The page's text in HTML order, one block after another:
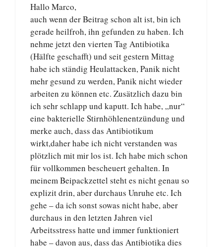
Hallo Marco,
auch wenn der Beitrag schon alt ist, bin ich
gerade heilfroh, ihn gefunden zu haben. Ich
nehme jetzt den vierten Tag Antibiotika
(Hälfte geschafft) und seit gestern Mittag
habe ich ständig Heulattacken, Panik nicht
mehr gesund zu werden, Panik nicht wieder
arbeiten zu können etc. Zusätzlich dazu bin
ich sehr schlapp und kaputt. Ich habe, „nur“
eine bakterielle Stirnhöhlenentzündung und
merke auch, dass das Antibiotikum
wirkt,daher habe ich nicht verstanden was
plötzlich mit mir los ist. Ich habe mich schon
für vollkommen bescheuert gehalten. In
meinem Beipackzettel steht es nicht genau so
explizit drin, aber durchaus Unruhe etc. Ich
gehe – da ich sonst sowas nicht habe, aber
durchaus in den letzten Jahren viel
Arbeitsstress hatte und immer funktioniert
habe – davon aus, dass das Antibiotika dies